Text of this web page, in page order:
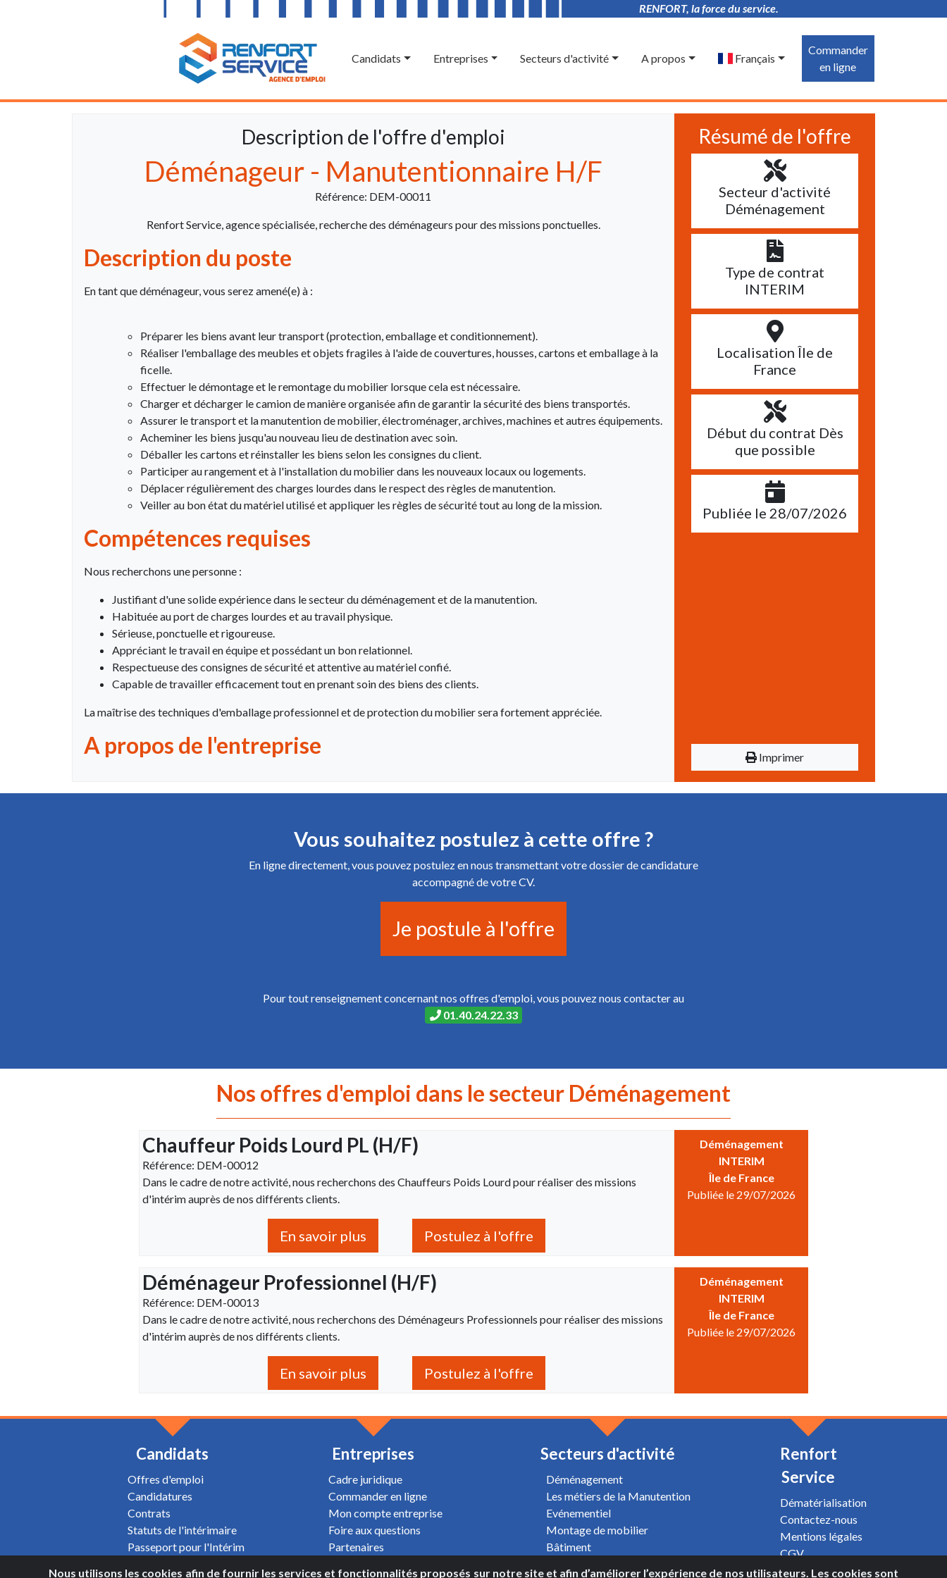
RENFORT, la force du service.
Candidats Entreprises Secteurs d'activité A propos Français
Commander
en ligne
Description de l'offre d'emploi
Déménageur - Manutentionnaire H/F
Référence: DEM-00011
Renfort Service, agence spécialisée, recherche des déménageurs pour des missions ponctuelles.
Description du poste
En tant que déménageur, vous serez amené(e) à :
Préparer les biens avant leur transport (protection, emballage et conditionnement).
Réaliser l'emballage des meubles et objets fragiles à l'aide de couvertures, housses, cartons et emballage à la
ficelle.
Effectuer le démontage et le remontage du mobilier lorsque cela est nécessaire.
Charger et décharger le camion de manière organisée afin de garantir la sécurité des biens transportés.
Assurer le transport et la manutention de mobilier, électroménager, archives, machines et autres équipements.
Acheminer les biens jusqu'au nouveau lieu de destination avec soin.
Déballer les cartons et réinstaller les biens selon les consignes du client.
Participer au rangement et à l'installation du mobilier dans les nouveaux locaux ou logements.
Déplacer régulièrement des charges lourdes dans le respect des règles de manutention.
Veiller au bon état du matériel utilisé et appliquer les règles de sécurité tout au long de la mission.
Compétences requises
Nous recherchons une personne :
Justifiant d'une solide expérience dans le secteur du déménagement et de la manutention.
Habituée au port de charges lourdes et au travail physique.
Sérieuse, ponctuelle et rigoureuse.
Appréciant le travail en équipe et possédant un bon relationnel.
Respectueuse des consignes de sécurité et attentive au matériel confié.
Capable de travailler efficacement tout en prenant soin des biens des clients.
La maîtrise des techniques d'emballage professionnel et de protection du mobilier sera fortement appréciée.
A propos de l'entreprise
Résumé de l'offre
Secteur d'activité
Déménagement
Type de contrat
INTERIM
Localisation Île de
France
Début du contrat Dès
que possible
Publiée le 28/07/2026
Imprimer
Vous souhaitez postulez à cette offre ?
En ligne directement, vous pouvez postulez en nous transmettant votre dossier de candidature
accompagné de votre CV.
Je postule à l'offre
Pour tout renseignement concernant nos offres d'emploi, vous pouvez nous contacter au
01.40.24.22.33
Nos offres d'emploi dans le secteur Déménagement
Chauffeur Poids Lourd PL (H/F)
Référence: DEM-00012
Dans le cadre de notre activité, nous recherchons des Chauffeurs Poids Lourd pour réaliser des missions
d'intérim auprès de nos différents clients.
En savoir plus Postulez à l'offre
Déménagement
INTERIM
Île de France
Publiée le 29/07/2026
Déménageur Professionnel (H/F)
Référence: DEM-00013
Dans le cadre de notre activité, nous recherchons des Déménageurs Professionnels pour réaliser des missions
d'intérim auprès de nos différents clients.
En savoir plus Postulez à l'offre
Déménagement
INTERIM
Île de France
Publiée le 29/07/2026
Candidats
Offres d'emploi
Candidatures
Contrats
Statuts de l'intérimaire
Passeport pour l'Intérim
Entreprises
Cadre juridique
Commander en ligne
Mon compte entreprise
Foire aux questions
Partenaires
Secteurs d'activité
Déménagement
Les métiers de la Manutention
Evénementiel
Montage de mobilier
Bâtiment
Renfort
Service
Dématérialisation
Contactez-nous
Mentions légales
CGV
Plan du site
Nous utilisons les cookies afin de fournir les services et fonctionnalités proposés sur notre site et afin d’améliorer l’expérience de nos utilisateurs. Les cookies sont